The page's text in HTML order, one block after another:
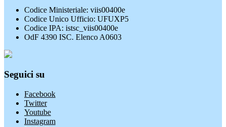
Codice Ministeriale: viis00400e
Codice Unico Ufficio: UFUXP5
Codice IPA: istsc_viis00400e
OdF 4390 ISC. Elenco A0603
Seguici su
Facebook
Twitter
Youtube
Instagram